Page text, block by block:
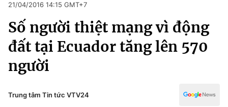
Chuyên mục
Chính trị
Xã hội
Pháp luật
Kinh tế
Thể thao
Truyền hình
21/04/2016 14:15 GMT+7
Số người thiệt mạng vì động
đất tại Ecuador tăng lên 570
người
Trung tâm Tin tức VTV24